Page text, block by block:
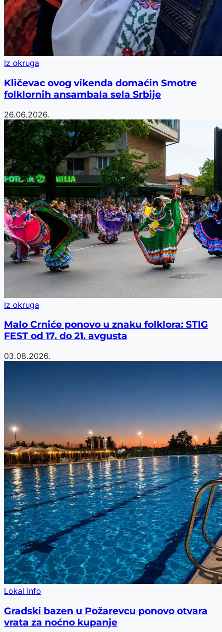
Iz okruga
Kličevac ovog vikenda domaćin Smotre
folklornih ansambala sela Srbije
26.06.2026.
Iz okruga
Malo Crniće ponovo u znaku folklora: STIG
FEST od 17. do 21. avgusta
03.08.2026.
Lokal Info
Gradski bazen u Požarevcu ponovo otvara
vrata za noćno kupanje